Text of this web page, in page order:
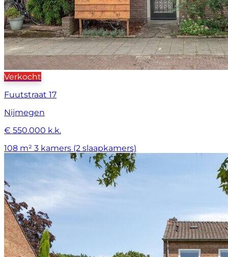
Verkocht
Fuutstraat 17
Nijmegen
€ 550.000 k.k.
108 m² 3 kamers (2 slaapkamers)